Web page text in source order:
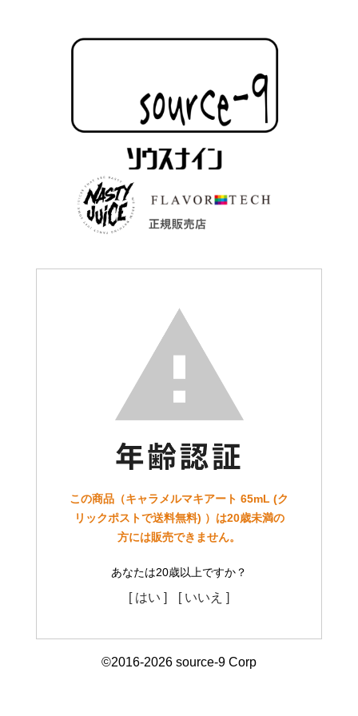
この商品（キャラメルマキアート 65mL (ク
リックポストで送料無料) ）は20歳未満の
方には販売できません。
あなたは20歳以上ですか？
[ はい ] [ いいえ ]
©2016-2026 source-9 Corp